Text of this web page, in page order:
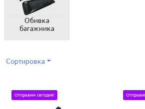
Обивка
багажника
Сортировка
Отправим сегодня!